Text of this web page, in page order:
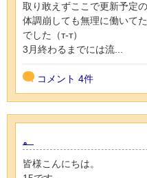
取り敢えずここで更新予定
体調崩しても無理に働いて
でした（т-т）
3月終わるまでには流...
コメント 4件
。
皆様こんにちは。